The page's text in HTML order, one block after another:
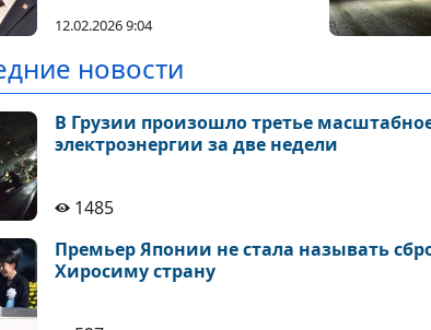
12.02.2026 9:04
новости
В Грузии произошло третье
электроэнергии за две недели
1485
Премьер Японии не стала называть
Хиросиму страну